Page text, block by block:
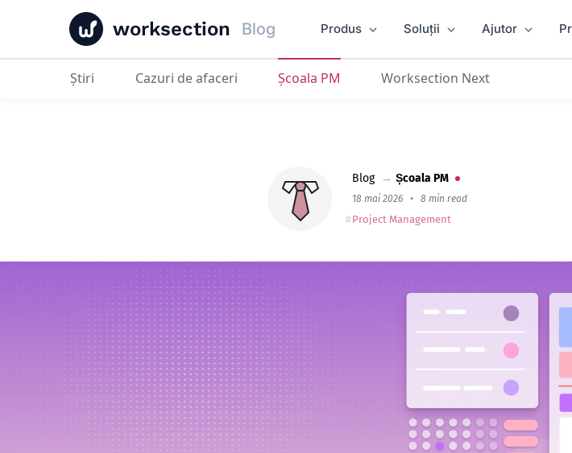
worksection Blog Produs Soluții Ajutor
10 Cele Mai Bune Alternative la Any.do în 2026
Ştiri Cazuri de afaceri Școala PM Worksection Next
Blog → Școala PM
18 mai 2026 • 8 min read
Project Management